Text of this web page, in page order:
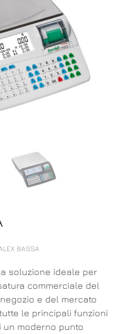
BASSA
soluzione ideale per
commerciale del
e del mercato
le principali funzioni
un moderno punto